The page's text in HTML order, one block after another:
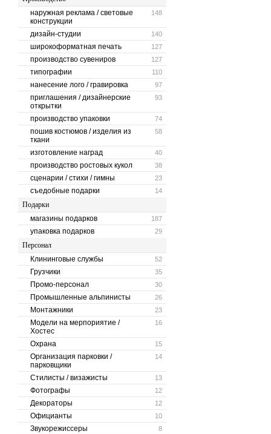
148
наружная реклама / световые
конструкции
140
дизайн-студии
127
широкоформатная печать
127
производство сувениров
110
типографии
97
нанесение лого / гравировка
93
приглашения / дизайнерские
открытки
74
производство упаковки
58
пошив костюмов / изделия из
ткани
40
изготовление наград
38
производство ростовых кукол
23
сценарии / стихи / гимны
14
съедобные подарки
Подарки
187
магазины подарков
29
упаковка подарков
Персонал
52
Клининговые службы
35
Грузчики
30
Промо-персонал
26
Промышленные альпинисты
23
Монтажники
16
Модели на мерпориятие /
Хостес
15
Охрана
14
Организация парковки /
парковщики
13
Стилисты / визажисты
12
Фотографы
12
Декораторы
10
Официанты
8
Звукорежиссеры